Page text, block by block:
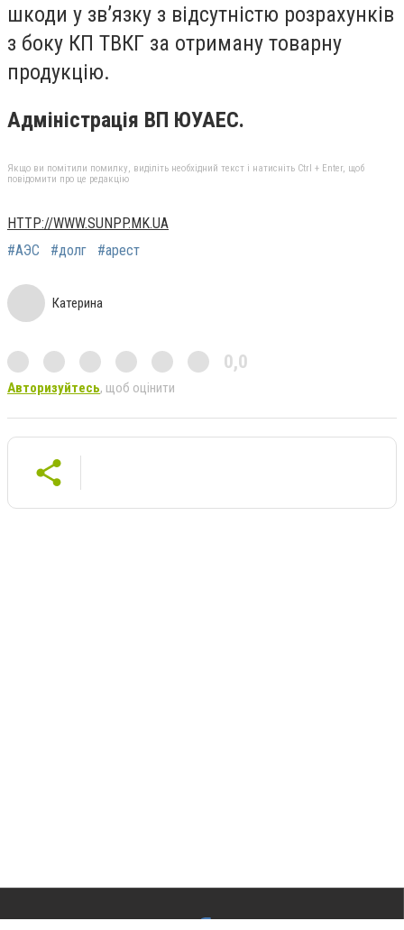
шкоди у зв’язку з відсутністю розрахунків
з боку КП ТВКГ за отриману товарну
продукцію.
Адміністрація ВП ЮУАЕС.
Якщо ви помітили помилку, виділіть необхідний текст і натисніть Ctrl + Enter, щоб
повідомити про це редакцію
HTTP://WWW.SUNPP.MK.UA
#АЭС
#долг #арест
Катерина
0,0
Авторизуйтесь, щоб оцінити